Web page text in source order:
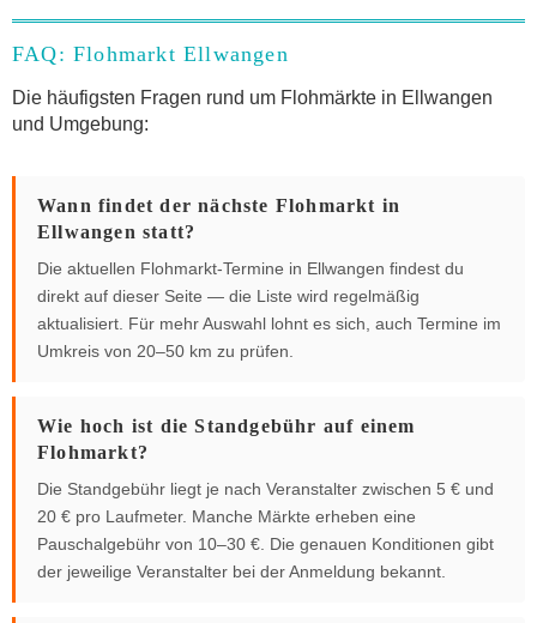
FAQ: Flohmarkt Ellwangen
Die häufigsten Fragen rund um Flohmärkte in Ellwangen
und Umgebung:
Wann findet der nächste Flohmarkt in
Ellwangen statt?
Die aktuellen Flohmarkt-Termine in Ellwangen findest du
direkt auf dieser Seite — die Liste wird regelmäßig
aktualisiert. Für mehr Auswahl lohnt es sich, auch Termine im
Umkreis von 20–50 km zu prüfen.
Wie hoch ist die Standgebühr auf einem
Flohmarkt?
Die Standgebühr liegt je nach Veranstalter zwischen 5 € und
20 € pro Laufmeter. Manche Märkte erheben eine
Pauschalgebühr von 10–30 €. Die genauen Konditionen gibt
der jeweilige Veranstalter bei der Anmeldung bekannt.